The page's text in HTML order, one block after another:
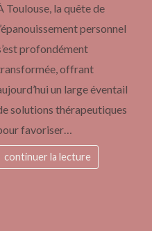
Toulouse, la quête de
personnel
profondément
offrant
un large éventail
solutions thérapeutiques
favoriser…
continuer la lecture